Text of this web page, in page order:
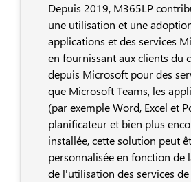
Depuis 2019, M365LP
une utilisation et une
applications et des services
en fournissant aux clients du
depuis Microsoft pour des
que Microsoft Teams, les
(par exemple Word, Excel et
planificateur et bien plus
installée, cette solution peut
personnalisée en fonction de
de l'utilisation des services